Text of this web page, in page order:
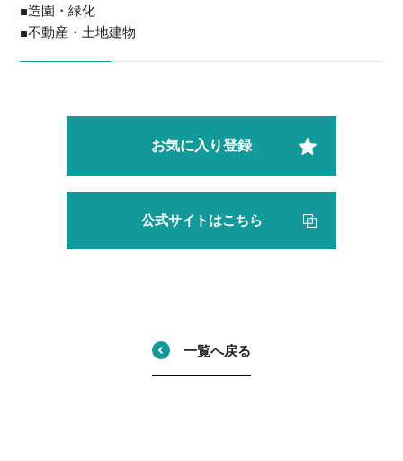
■造園・緑化
■不動産・土地建物
お気に入り登録
公式サイトはこちら
一覧へ戻る